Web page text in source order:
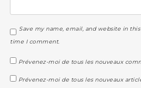
Save my name, email, and website in
time I comment.
Prévenez-moi de tous les nouveaux
Prévenez-moi de tous les nouveaux